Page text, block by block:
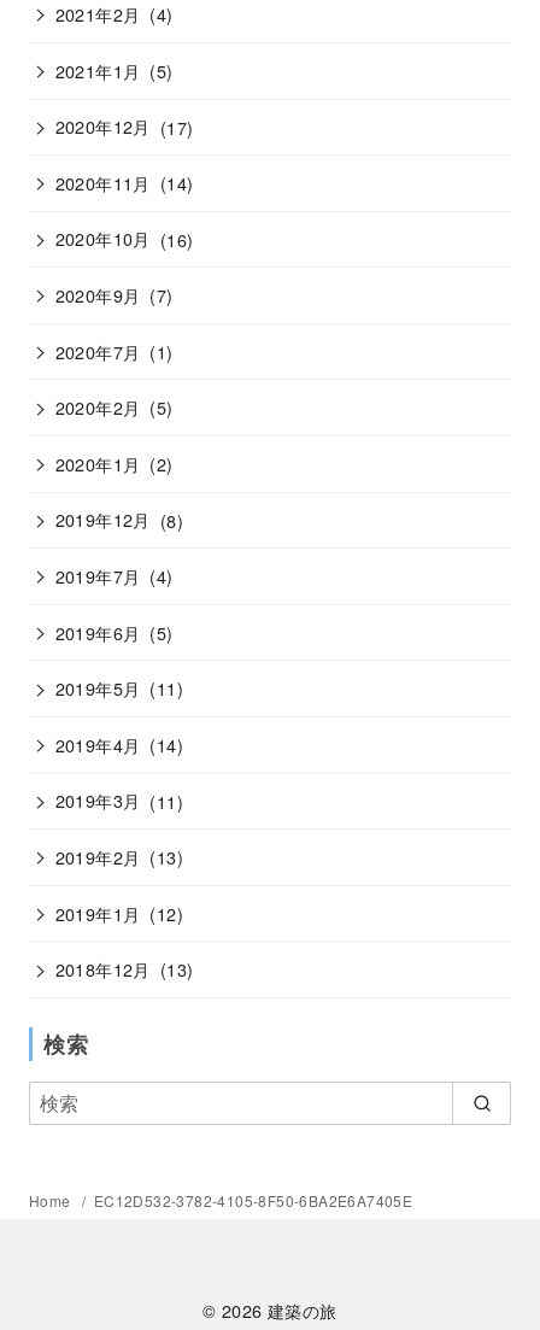
2021年2月 (4)
2021年1月 (5)
2020年12月 (17)
2020年11月 (14)
2020年10月 (16)
2020年9月 (7)
2020年7月 (1)
2020年2月 (5)
2020年1月 (2)
2019年12月 (8)
2019年7月 (4)
2019年6月 (5)
2019年5月 (11)
2019年4月 (14)
2019年3月 (11)
2019年2月 (13)
2019年1月 (12)
2018年12月 (13)
検索
Home EC12D532-3782-4105-8F50-6BA2E6A7405E
© 2026建築の旅